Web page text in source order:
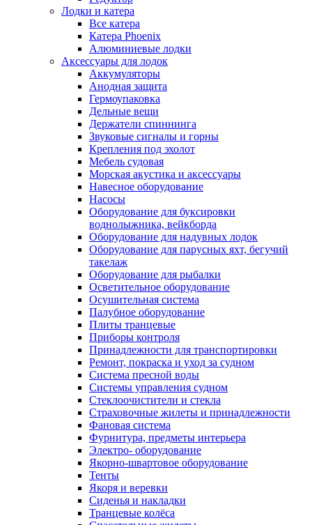
Лодки и катера
Все катера
Катера Phoenix
Алюминиевые лодки
Аксессуары для лодок
Аккумуляторы
Анодная защита
Гермоупаковка
Дельные вещи
Держатели спиннинга
Звуковые сигналы и горны
Крепления под эхолот
Мебель судовая
Морская акустика и аксессуары
Навесное оборудование
Насосы
Оборудование для буксировки
воднолыжника, вейкборда
Оборудование для надувных лодок
Оборудование для парусных яхт, бегучий
такелаж
Оборудование для рыбалки
Осветительное оборудование
Осушительная система
Палубное оборудование
Плиты транцевые
Приборы контроля
Принадлежности для транспортировки
Ремонт, покраска и уход за судном
Система пресной воды
Системы управления судном
Стеклоочистители и стекла
Страховочные жилеты и принадлежности
Фановая система
Фурнитура, предметы интерьера
Электро- оборудование
Якорно-швартовое оборудование
Тенты
Якоря и веревки
Сиденья и накладки
Транцевые колёса